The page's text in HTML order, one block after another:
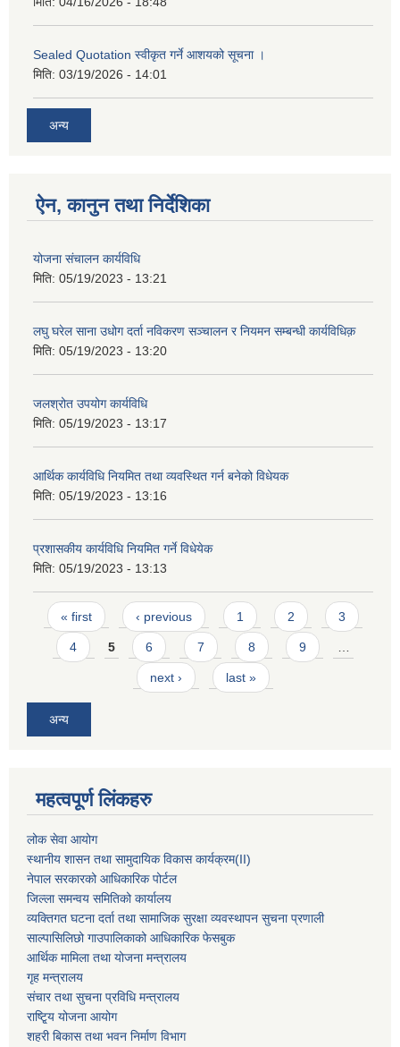
Sealed Quotation स्वीकृत गर्ने आशयको सूचना ।
मिति: 03/19/2026 - 14:01
अन्य
ऐन, कानुन तथा निर्देशिका
योजना संचालन कार्यविधि
मिति: 05/19/2023 - 13:21
लघु घरेल साना उधोग दर्ता नविकरण सञ्चालन र नियमन सम्बन्धी कार्यविधिक़
मिति: 05/19/2023 - 13:20
जलश्रोत उपयोग कार्यविधि
मिति: 05/19/2023 - 13:17
आर्थिक कार्यविधि नियमित तथा व्यवस्थित गर्न बनेको विधेयक
मिति: 05/19/2023 - 13:16
प्रशासकीय कार्यविधि नियमित गर्ने विधेयेक
मिति: 05/19/2023 - 13:13
Pages
« first ‹ previous 1 2 3
4 5 6 7 8 9 …
next › last »
अन्य
महत्वपूर्ण लिंकहरु
लोक सेवा आयोग
स्थानीय शासन तथा सामुदायिक विकास कार्यक्रम(II)
नेपाल सरकारको आधिकारिक पोर्टल
जिल्ला समन्वय समितिको कार्यालय
व्यक्तिगत घटना दर्ता तथा सामाजिक सुरक्षा व्यवस्थापन सुचना प्रणाली
साल्पासिलिछो गाउपालिकाको आधिकारिक फेसबुक
आर्थिक मामिला तथा योजना मन्त्रालय
गृह मन्त्रालय
संचार तथा सुचना प्रविधि मन्त्रालय
राष्टि्ृय योजना आयोग
शहरी बिकास तथा भवन निर्माण विभाग